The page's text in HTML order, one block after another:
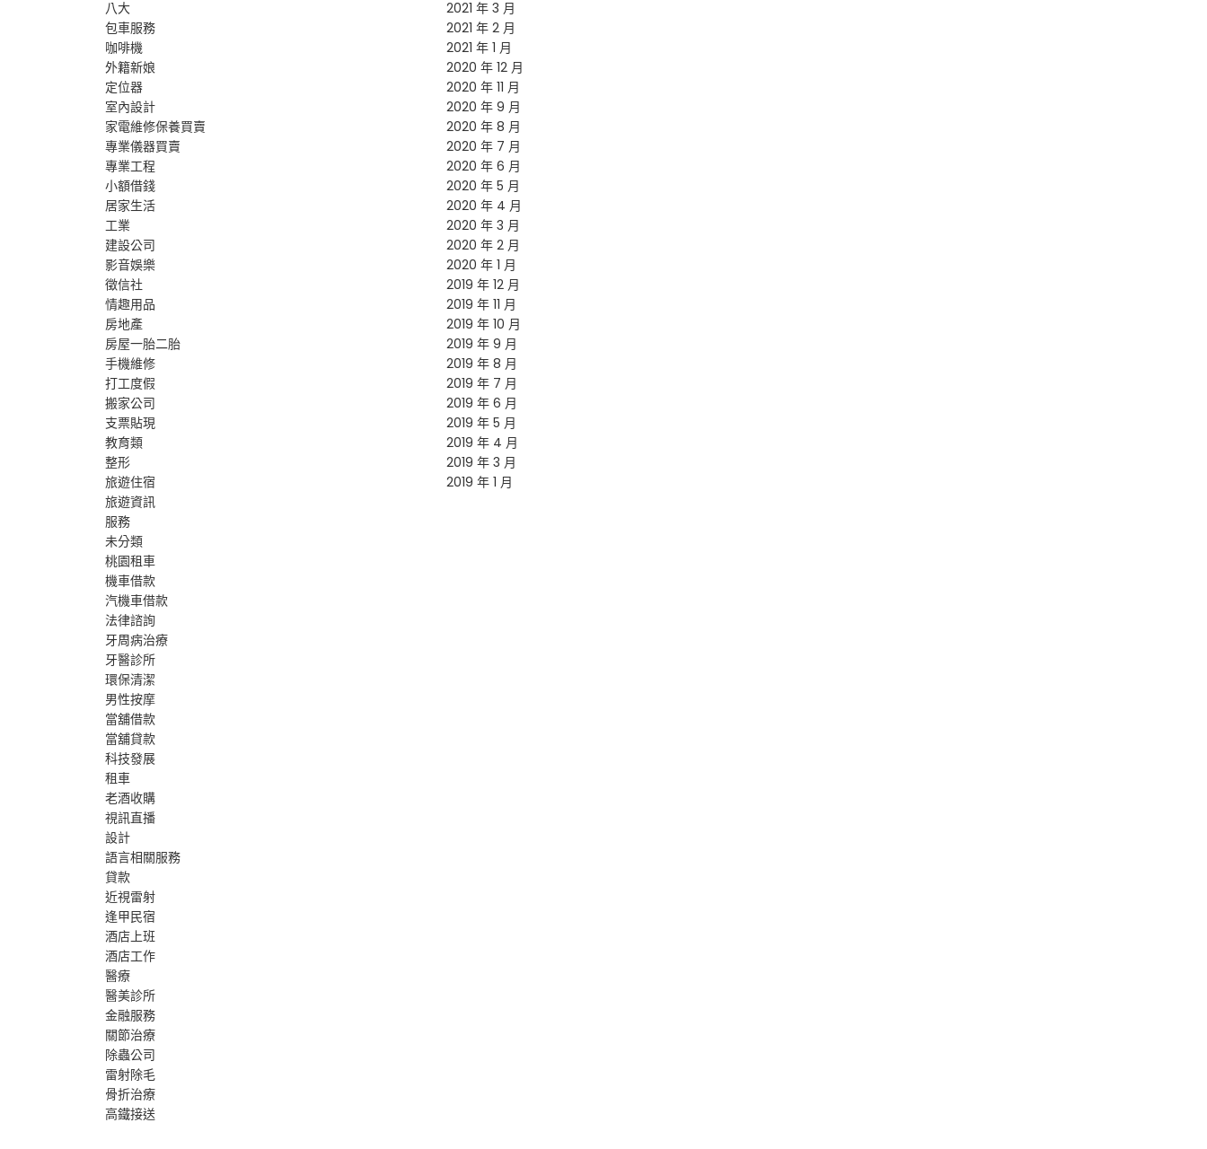
八大
包車服務
咖啡機
外籍新娘
定位器
室內設計
家電維修保養買賣
專業儀器買賣
專業工程
小額借錢
居家生活
工業
建設公司
影音娛樂
徵信社
情趣用品
房地產
房屋一胎二胎
手機維修
打工度假
搬家公司
支票貼現
教育類
整形
旅遊住宿
旅遊資訊
服務
未分類
桃園租車
機車借款
汽機車借款
法律諮詢
牙周病治療
牙醫診所
環保清潔
男性按摩
當舖借款
當舖貸款
科技發展
租車
老酒收購
視訊直播
設計
語言相關服務
貸款
近視雷射
逢甲民宿
酒店上班
酒店工作
醫療
醫美診所
金融服務
關節治療
除蟲公司
雷射除毛
骨折治療
高鐵接送
2021 年 3 月
2021 年 2 月
2021 年 1 月
2020 年 12 月
2020 年 11 月
2020 年 9 月
2020 年 8 月
2020 年 7 月
2020 年 6 月
2020 年 5 月
2020 年 4 月
2020 年 3 月
2020 年 2 月
2020 年 1 月
2019 年 12 月
2019 年 11 月
2019 年 10 月
2019 年 9 月
2019 年 8 月
2019 年 7 月
2019 年 6 月
2019 年 5 月
2019 年 4 月
2019 年 3 月
2019 年 1 月